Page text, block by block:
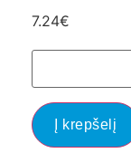
7.24€
Į krepšelį